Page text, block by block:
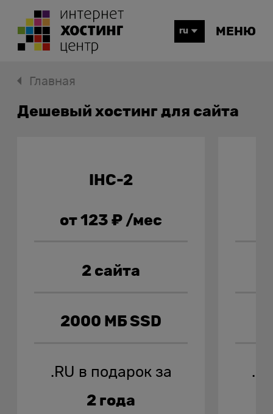
ru МЕНЮ
Главная
Дешевый хостинг для сайта
IHC-2
от 123 ₽ /мес
2 сайта
2000 МБ SSD
.RU в подарок за
2 года